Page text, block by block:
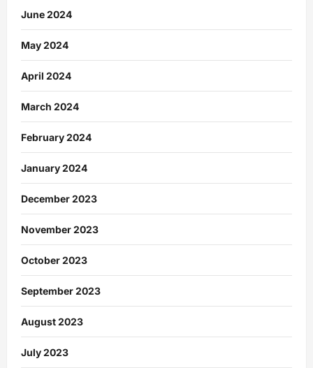
June 2024
May 2024
April 2024
March 2024
February 2024
January 2024
December 2023
November 2023
October 2023
September 2023
August 2023
July 2023